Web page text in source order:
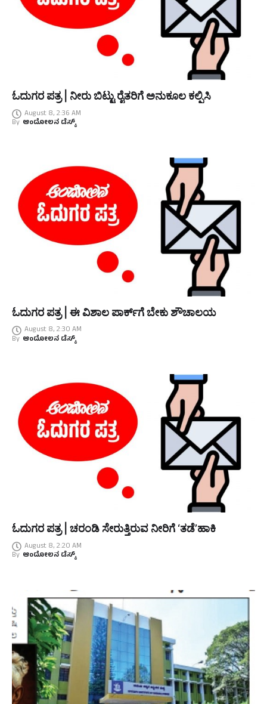
ಓದುಗರ ಪತ್ರ | ನೀರು ಬಿಟ್ಟು ರೈತರಿಗೆ ಅನುಕೂಲ ಕಲ್ಪಿಸಿ
August 8, 2:36 AM
By ಆಂದೋಲನ ಡೆಸ್ಕ್
ಓದುಗರ ಪತ್ರ | ಈ ವಿಶಾಲ ಪಾರ್ಕ್‌ಗೆ ಬೇಕು ಶೌಚಾಲಯ
August 8, 2:30 AM
By ಆಂದೋಲನ ಡೆಸ್ಕ್
ಓದುಗರ ಪತ್ರ | ಚರಂಡಿ ಸೇರುತ್ತಿರುವ ನೀರಿಗೆ ‘ತಡೆ’ಹಾಕಿ
August 8, 2:20 AM
By ಆಂದೋಲನ ಡೆಸ್ಕ್